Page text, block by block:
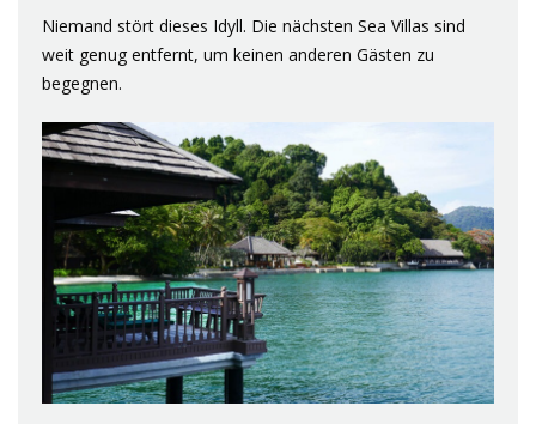
Niemand stört dieses Idyll. Die nächsten Sea Villas sind
weit genug entfernt, um keinen anderen Gästen zu
begegnen.